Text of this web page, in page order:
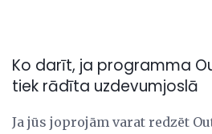
Ko darīt, ja programma
tiek rādīta uzdevumjoslā
Ja jūs joprojām varat redzēt